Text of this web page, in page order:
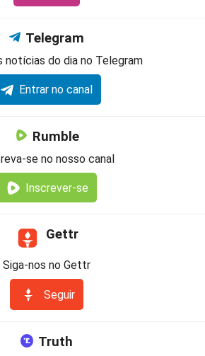
Telegram
notícias do dia no Telegram
Entrar no canal
Rumble
se no nosso canal
Inscrever-se
Gettr
Siga-nos no Gettr
Seguir
Truth